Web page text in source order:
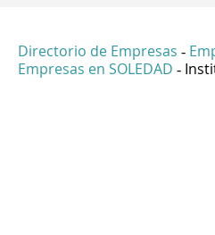
Directorio de Empresas -
Empresas en SOLEDAD -